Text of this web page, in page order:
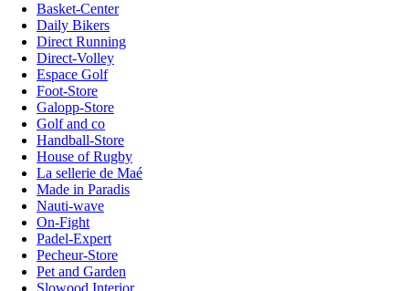
Basket-Center
Daily Bikers
Direct Running
Direct-Volley
Espace Golf
Foot-Store
Galopp-Store
Golf and co
Handball-Store
House of Rugby
La sellerie de Maé
Made in Paradis
Nauti-wave
On-Fight
Padel-Expert
Pecheur-Store
Pet and Garden